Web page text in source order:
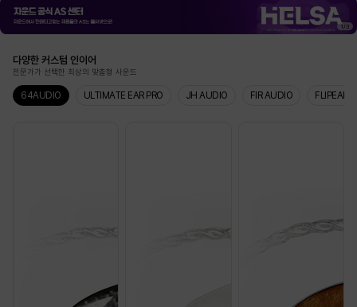
1 / 3
다양한 커스텀 인이어
전문가가 선택한 최상의 맞춤형 사운드
64AUDIO ULTIMATE EAR PRO JH AUDIO FIR AUDIO FLIPEARS